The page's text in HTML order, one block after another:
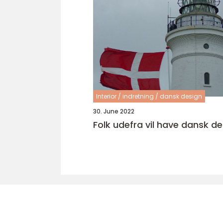
Interior / indretning / dansk design
30. June 2022
Folk udefra vil have dansk